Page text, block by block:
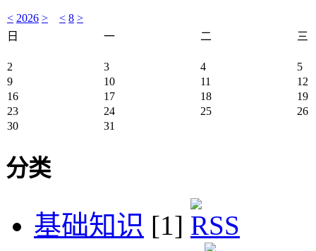
< 2026 > < 8 >
日
一 二 三
2 3 4
5
9
10 11
12
16
17 18
19
23
24 25
26
30
31
分类
基础知识 [1]